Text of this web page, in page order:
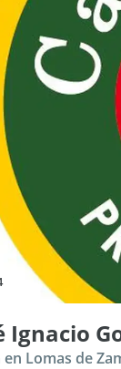
Ignacio
en Lomas de